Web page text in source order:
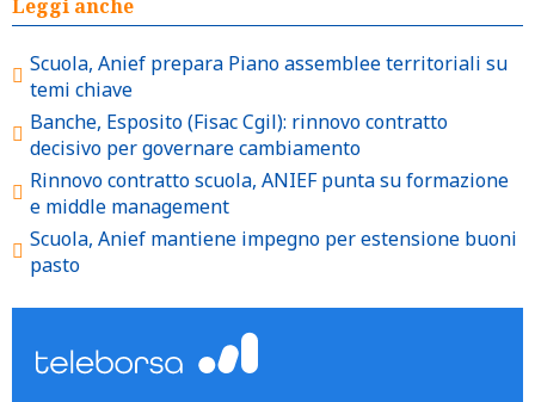
Leggi anche
Scuola, Anief prepara Piano assemblee territoriali su
temi chiave
Banche, Esposito (Fisac Cgil): rinnovo contratto
decisivo per governare cambiamento
Rinnovo contratto scuola, ANIEF punta su formazione
e middle management
Scuola, Anief mantiene impegno per estensione buoni
pasto